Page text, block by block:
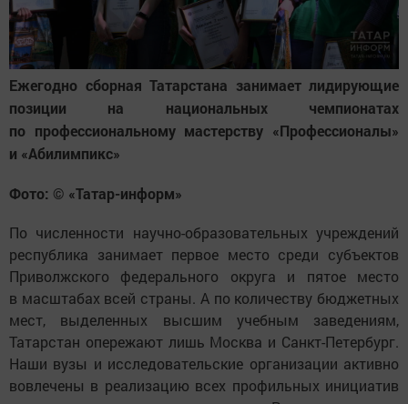
Ежегодно сборная Татарстана занимает лидирующие
позиции на национальных чемпионатах
по профессиональному мастерству «Профессионалы»
и «Абилимпикс»
Фото: © «Татар-информ»
По численности научно-образовательных учреждений
республика занимает первое место среди субъектов
Приволжского федерального округа и пятое место
в масштабах всей страны. А по количеству бюджетных
мест, выделенных высшим учебным заведениям,
Татарстан опережают лишь Москва и Санкт-Петербург.
Наши вузы и исследовательские организации активно
вовлечены в реализацию всех профильных инициатив